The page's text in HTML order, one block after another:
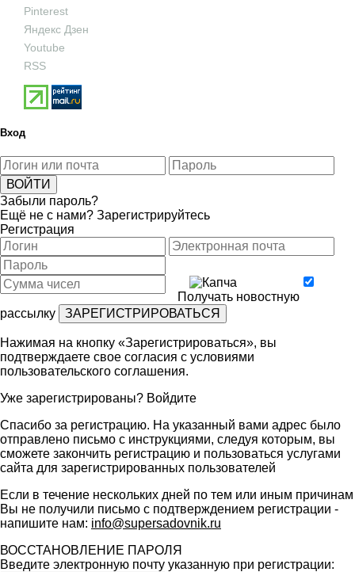
Pinterest
Яндекс Дзен
Youtube
RSS
Вход
Забыли пароль?
Ещё не с нами? Зарегистрируйтесь
Регистрация
Получать новостную
рассылку
Нажимая на кнопку «Зарегистрироваться», вы
подтверждаете свое согласия с условиями
пользовательского соглашения.
Уже зарегистрированы? Войдите
Спасибо за регистрацию. На указанный вами адрес было
отправлено письмо с инструкциями, следуя которым, вы
сможете закончить регистрацию и пользоваться услугами
сайта для зарегистрированных пользователей
Если в течение нескольких дней по тем или иным причинам
Вы не получили письмо с подтверждением регистрации -
напишите нам: info@supersadovnik.ru
ВОССТАНОВЛЕНИЕ ПАРОЛЯ
Введите электронную почту указанную при регистрации: